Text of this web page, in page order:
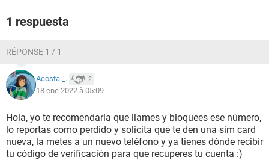
1 respuesta
RÉPONSE 1 / 1
Acosta._. 2
18 ene 2022 à 05:09
Hola, yo te recomendaría que llames y bloquees ese número,
lo reportas como perdido y solicita que te den una sim card
nueva, la metes a un nuevo teléfono y ya tienes dónde recibir
tu código de verificación para que recuperes tu cuenta :)